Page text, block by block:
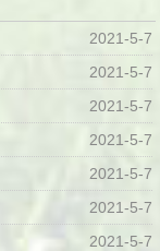
2021-5-7
2021-5-7
2021-5-7
2021-5-7
2021-5-7
2021-5-7
2021-5-7